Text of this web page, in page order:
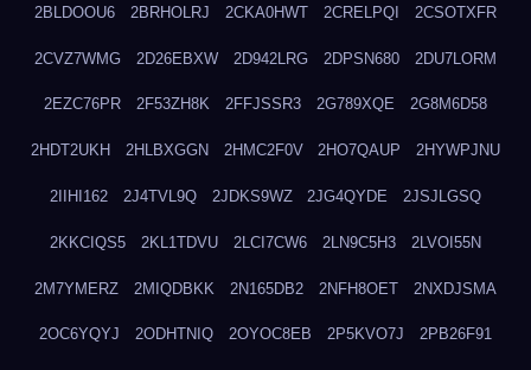
2BLDOOU6 2BRHOLRJ 2CKA0HWT 2CRELPQI 2CSOTXFR
2CVZ7WMG 2D26EBXW 2D942LRG 2DPSN680 2DU7LORM
2EZC76PR 2F53ZH8K 2FFJSSR3 2G789XQE 2G8M6D58
2HDT2UKH 2HLBXGGN 2HMC2F0V 2HO7QAUP 2HYWPJNU
2IIHI162 2J4TVL9Q 2JDKS9WZ 2JG4QYDE 2JSJLGSQ
2KKCIQS5 2KL1TDVU 2LCI7CW6 2LN9C5H3 2LVOI55N
2M7YMERZ 2MIQDBKK 2N165DB2 2NFH8OET 2NXDJSMA
2OC6YQYJ 2ODHTNIQ 2OYOC8EB 2P5KVO7J 2PB26F91